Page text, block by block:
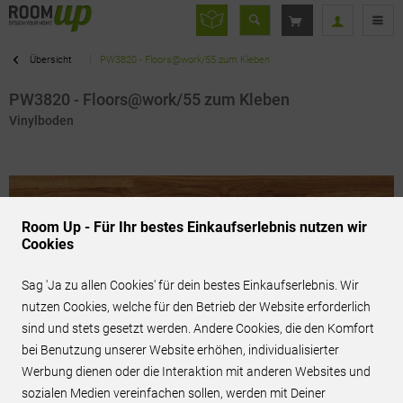
Übersicht PW3820 - Floors@work/55 zum Kleben
PW3820 - Floors@work/55 zum Kleben
Vinylboden
40,95 € / m² inkl. MwSt.
Room Up - Für Ihr bestes Einkaufserlebnis nutzen wir
Cookies
Sag 'Ja zu allen Cookies' für dein bestes Einkaufserlebnis. Wir
nutzen Cookies, welche für den Betrieb der Website erforderlich
sind und stets gesetzt werden. Andere Cookies, die den Komfort
bei Benutzung unserer Website erhöhen, individualisierter
Werbung dienen oder die Interaktion mit anderen Websites und
sozialen Medien vereinfachen sollen, werden mit Deiner